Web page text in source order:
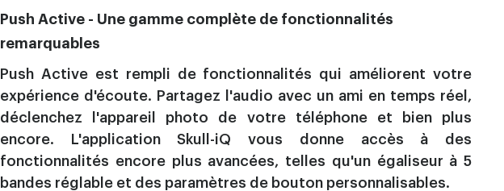
Push Active - Une gamme complète de fonctionnalités
remarquables
Push Active est rempli de fonctionnalités qui améliorent votre
expérience d'écoute. Partagez l'audio avec un ami en temps réel,
déclenchez l'appareil photo de votre téléphone et bien plus
encore. L'application Skull-iQ vous donne accès à des
fonctionnalités encore plus avancées, telles qu'un égaliseur à 5
bandes réglable et des paramètres de bouton personnalisables.